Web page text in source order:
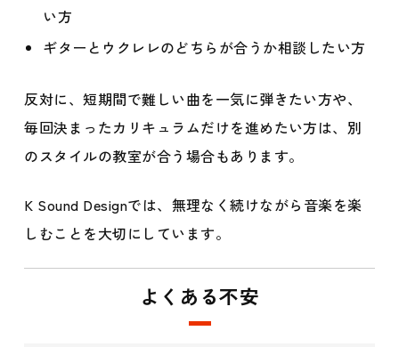
い方
ギターとウクレレのどちらが合うか相談したい方
反対に、短期間で難しい曲を一気に弾きたい方や、
毎回決まったカリキュラムだけを進めたい方は、別
のスタイルの教室が合う場合もあります。
K Sound Designでは、無理なく続けながら音楽を楽
しむことを大切にしています。
よくある不安